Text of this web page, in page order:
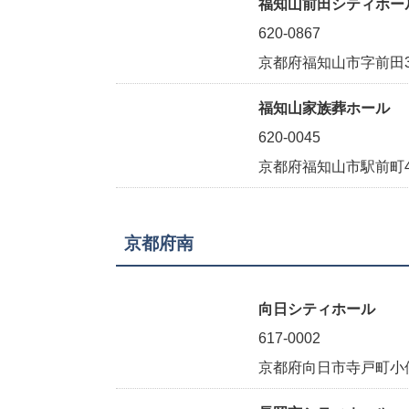
福知山前田シティホー
620-0867
京都府福知山市字前田
福知山家族葬ホール
620-0045
京都府福知山市駅前町
京都府南
向日シティホール
617-0002
京都府向日市寺戸町小